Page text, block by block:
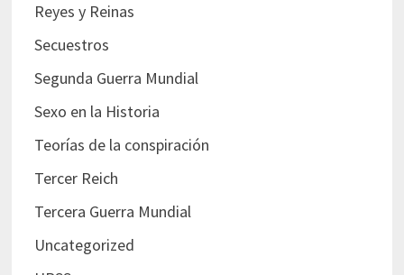
Reyes y Reinas
Secuestros
Segunda Guerra Mundial
Sexo en la Historia
Teorías de la conspiración
Tercer Reich
Tercera Guerra Mundial
Uncategorized